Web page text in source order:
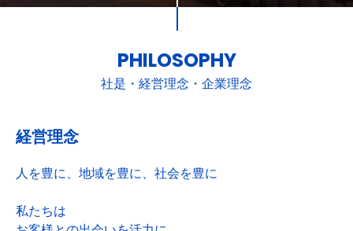
PHILOSOPHY
社是・経営理念・企業理念
経営理念
人を豊に、地域を豊に、社会を豊に
私たちは